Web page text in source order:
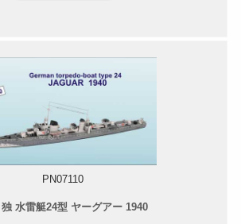
PN07110
独 水雷艇24型 ヤーグアー 1940